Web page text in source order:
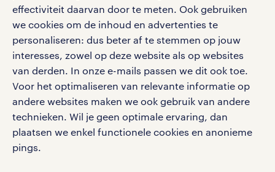
effectiviteit daarvan door te meten. Ook gebruiken
we cookies om de inhoud en advertenties te
personaliseren: dus beter af te stemmen op jouw
interesses, zowel op deze website als op websites
van derden. In onze e-mails passen we dit ook toe.
Voor het optimaliseren van relevante informatie op
andere websites maken we ook gebruik van andere
technieken. Wil je geen optimale ervaring, dan
plaatsen we enkel functionele cookies en anonieme
pings.
werken bij randstad
gebruikersvoorwaarden
privacystatement
cookies
disclaimer
sitemap